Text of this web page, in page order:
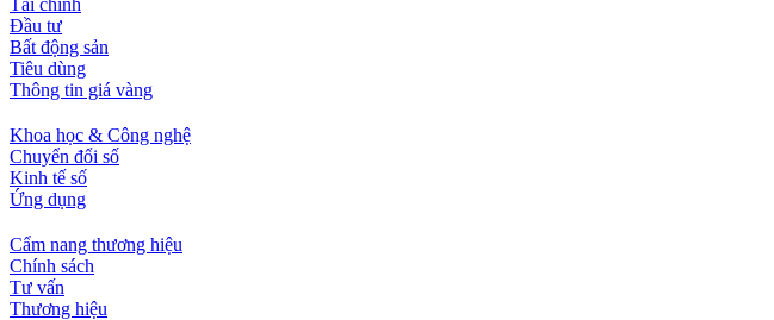
Tài chính
Đầu tư
Bất động sản
Tiêu dùng
Thông tin giá vàng
Khoa học & Công nghệ
Chuyển đổi số
Kinh tế số
Ứng dụng
Cẩm nang thương hiệu
Chính sách
Tư vấn
Thương hiệu